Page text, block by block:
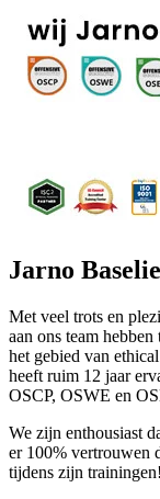
Jarno
Met veel trots en
aan ons team
het gebied van
heeft ruim 12 jaar
OSCP, OSWE en
We zijn enthousiast
er 100% vertrouwen
tijdens zijn trainingen!